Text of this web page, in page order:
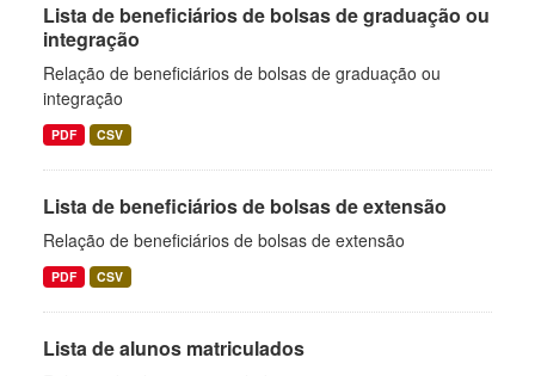
Lista de beneficiários de bolsas de graduação ou
integração
Relação de beneficiários de bolsas de graduação ou
integração
PDF CSV
Lista de beneficiários de bolsas de extensão
Relação de beneficiários de bolsas de extensão
PDF CSV
Lista de alunos matriculados